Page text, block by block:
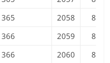
365 2058
803
366 2059
805
366 2060
808